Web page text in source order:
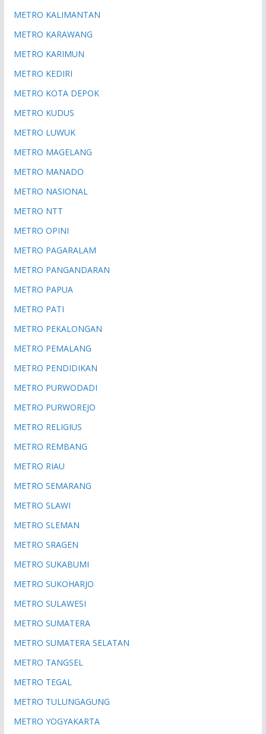
METRO KALIMANTAN
METRO KARAWANG
METRO KARIMUN
METRO KEDIRI
METRO KOTA DEPOK
METRO KUDUS
METRO LUWUK
METRO MAGELANG
METRO MANADO
METRO NASIONAL
METRO NTT
METRO OPINI
METRO PAGARALAM
METRO PANGANDARAN
METRO PAPUA
METRO PATI
METRO PEKALONGAN
METRO PEMALANG
METRO PENDIDIKAN
METRO PURWODADI
METRO PURWOREJO
METRO RELIGIUS
METRO REMBANG
METRO RIAU
METRO SEMARANG
METRO SLAWI
METRO SLEMAN
METRO SRAGEN
METRO SUKABUMI
METRO SUKOHARJO
METRO SULAWESI
METRO SUMATERA
METRO SUMATERA SELATAN
METRO TANGSEL
METRO TEGAL
METRO TULUNGAGUNG
METRO YOGYAKARTA